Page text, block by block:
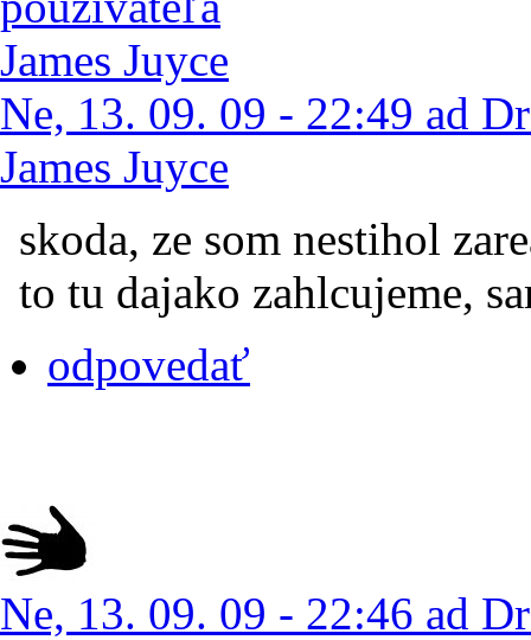
Ne, 13. 09. 09 - 22:49 ad
James Juyce
skoda, ze som nestihol
to tu dajako zahlcujeme,
odpovedať
Ne, 13. 09. 09 - 22:46 ad